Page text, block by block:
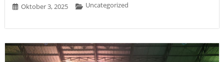
Oktober 3, 2025 Uncategorized